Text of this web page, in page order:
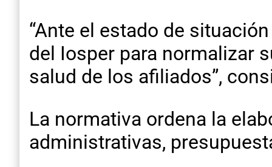
“Ante el estado de
del Iosper para normalizar
salud de los afiliados”,
La normativa ordena la
administrativas,